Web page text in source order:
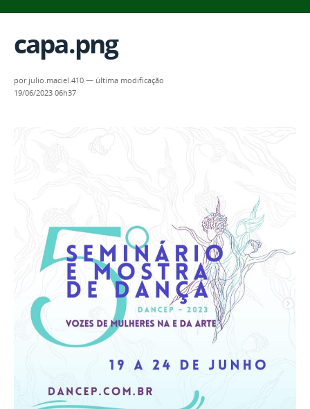
capa.png
por julio.maciel.410 — última modificação
19/06/2023 06h37